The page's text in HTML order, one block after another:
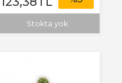
Stokta yok